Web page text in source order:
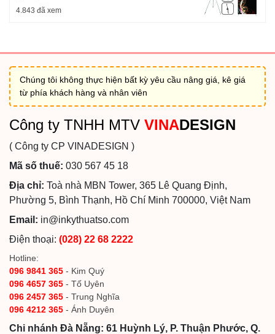
4.843 đã xem
Chúng tôi không thực hiện bất kỳ yêu cầu nâng giá, kê giá
từ phía khách hàng và nhân viên
Công ty TNHH MTV VINADESIGN
( Công ty CP VINADESIGN )
Mã số thuế: 030 567 45 18
Địa chỉ: Toà nhà MBN Tower, 365 Lê Quang Định,
Phường 5, Bình Thạnh, Hồ Chí Minh 700000, Việt Nam
Email: in@inkythuatso.com
Điện thoại: (028) 22 68 2222
Hotline:
096 9841 365 - Kim Quý
096 4657 365 - Tố Uyên
096 2457 365 - Trung Nghĩa
096 4212 365 - Ánh Duyên
Chi nhánh Đà Nẵng: 61 Huỳnh Lý, P. Thuận Phước, Q.